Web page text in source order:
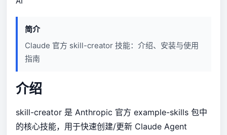
简介
Claude 官方 skill-creator 技能：介绍、安装与使用
指南
介绍
skill-creator 是 Anthropic 官方 example-skills 包中
的核心技能，用于快速创建/更新 Claude Agent